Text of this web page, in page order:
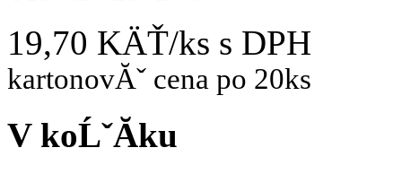
19,70 KÄŤ/ks s DPH
kartonovĂˇ cena po 20ks
V koĹˇĂ­ku